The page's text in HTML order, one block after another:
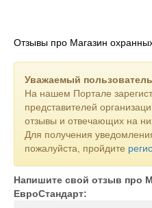
Отзывы про Магазин
Уважаемый
На нашем Портале
представителей
отзывы и отвечающих на
Для получения
пожалуйста, пройдите
Напишите свой отзыв про
ЕвроСтандарт: